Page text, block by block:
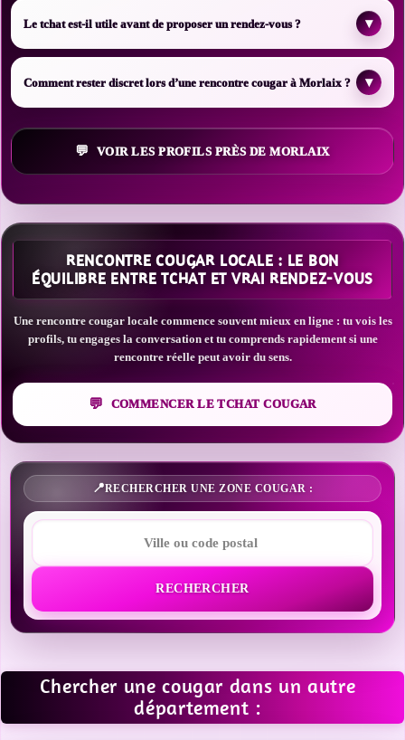
Le tchat est-il utile avant de proposer un rendez-vous ? ▾
Comment rester discret lors d’une rencontre cougar à Morlaix ? ▾
VOIR LES PROFILS PRÈS DE MORLAIX
RENCONTRE COUGAR LOCALE : LE BON
ÉQUILIBRE ENTRE TCHAT ET VRAI RENDEZ-VOUS
Une rencontre cougar locale commence souvent mieux en ligne : tu vois les
profils, tu engages la conversation et tu comprends rapidement si une
rencontre réelle peut avoir du sens.
COMMENCER LE TCHAT COUGAR
RECHERCHER UNE ZONE COUGAR :
RECHERCHER
Chercher une cougar dans un autre
département :